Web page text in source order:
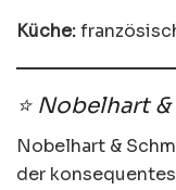
Küche:
⭐ Nobelhart
Nobelhart &
der